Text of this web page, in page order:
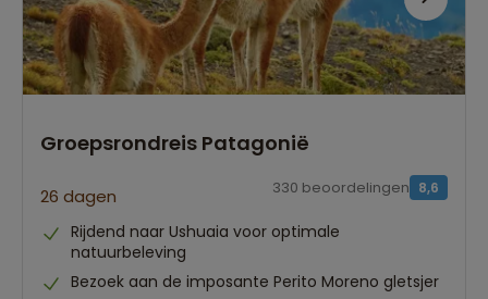
Groepsrondreis Patagonië
26 dagen 8,6
330 beoordelingen
Rijdend naar Ushuaia voor optimale
natuurbeleving
Bezoek aan de imposante Perito Moreno gletsjer